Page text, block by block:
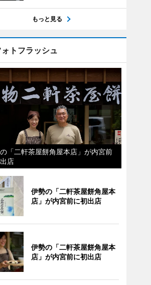
もっと見る
ォトフラッシュ
「二軒茶屋餅角屋本店」が内宮前
店
伊勢の「二軒茶屋餅角屋本
店」が内宮前に初出店
伊勢の「二軒茶屋餅角屋本
店」が内宮前に初出店